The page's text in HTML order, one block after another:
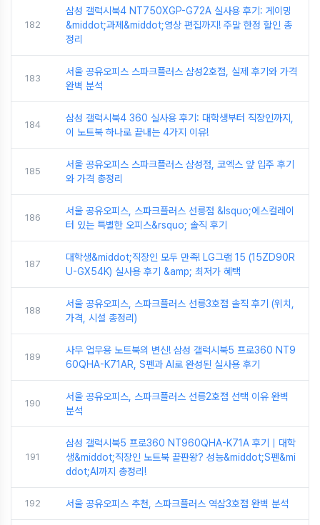
182
삼성 갤럭시북4 NT750XGP-G72A 실사용 후기: 게이밍
&middot;과제&middot;영상 편집까지! 주말 한정 할인 총
정리
183
서울 공유오피스 스파크플러스 삼성2호점, 실제 후기와 가격
완벽 분석
184
삼성 갤럭시북4 360 실사용 후기: 대학생부터 직장인까지,
이 노트북 하나로 끝내는 4가지 이유!
185
서울 공유오피스 스파크플러스 삼성점, 코엑스 앞 입주 후기
와 가격 총정리
186
서울 공유오피스, 스파크플러스 선릉점 &lsquo;에스컬레이
터 있는 특별한 오피스&rsquo; 솔직 후기
187
대학생&middot;직장인 모두 만족! LG그램 15 (15ZD90R
U-GX54K) 실사용 후기 &amp; 최저가 혜택
188
서울 공유오피스, 스파크플러스 선릉3호점 솔직 후기 (위치,
가격, 시설 총정리)
189
사무 업무용 노트북의 변신! 삼성 갤럭시북5 프로360 NT9
60QHA-K71AR, S펜과 AI로 완성된 실사용 후기
190
서울 공유오피스, 스파크플러스 선릉2호점 선택 이유 완벽
분석
191
삼성 갤럭시북5 프로360 NT960QHA-K71A 후기｜대학
생&middot;직장인 노트북 끝판왕? 성능&middot;S펜&mi
ddot;AI까지 총정리!
192 서울 공유오피스 추천, 스파크플러스 역삼3호점 완벽 분석